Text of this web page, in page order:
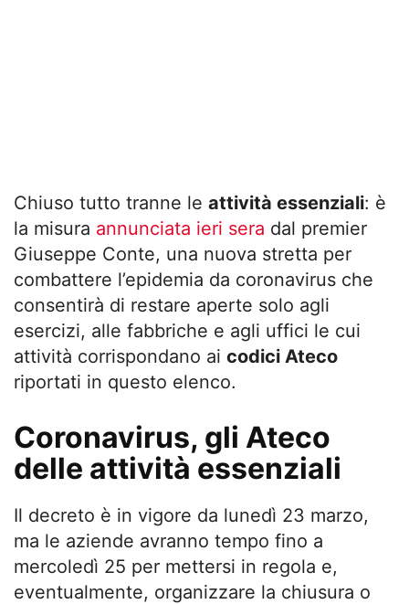
Chiuso tutto tranne le attività essenziali: è
la misura annunciata ieri sera dal premier
Giuseppe Conte, una nuova stretta per
combattere l’epidemia da coronavirus che
consentirà di restare aperte solo agli
esercizi, alle fabbriche e agli uffici le cui
attività corrispondano ai codici Ateco
riportati in questo elenco.
Coronavirus, gli Ateco
delle attività essenziali
Il decreto è in vigore da lunedì 23 marzo,
ma le aziende avranno tempo fino a
mercoledì 25 per mettersi in regola e,
eventualmente, organizzare la chiusura o